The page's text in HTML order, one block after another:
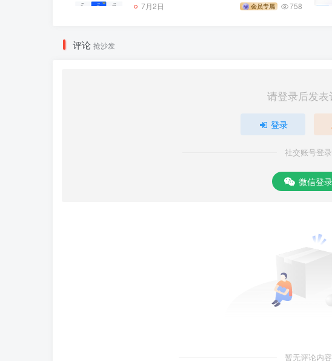
7月2日 会员专属 758
评论 抢沙发
请登录后发表
登录
社交账号登录
微信登录
暂无评论内容